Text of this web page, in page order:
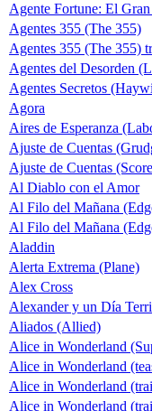
Agente Fortune: El
Agentes 355 (The 355)
Agentes 355 (The 355)
Agentes del Desorden
Agentes Secretos
Agora
Aires de Esperanza
Ajuste de Cuentas
Ajuste de Cuentas
Al Diablo con el Amor
Al Filo del Mañana
Al Filo del Mañana
Aladdin
Alerta Extrema (Plane)
Alex Cross
Alexander y un Día
Aliados (Allied)
Alice in Wonderland
Alice in Wonderland
Alice in Wonderland
Alice in Wonderland